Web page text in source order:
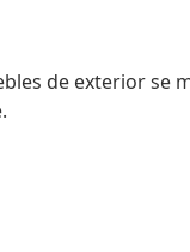
de exterior se